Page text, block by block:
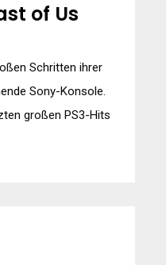
of Us
Schritten ihrer
Sony-Konsole.
großen PS3-Hits